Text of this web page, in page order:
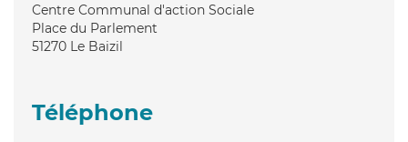
Centre Communal d'action Sociale
Place du Parlement
51270 Le Baizil
Téléphone